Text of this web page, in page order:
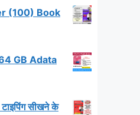
(100) Book
GB Adata
सीखने के